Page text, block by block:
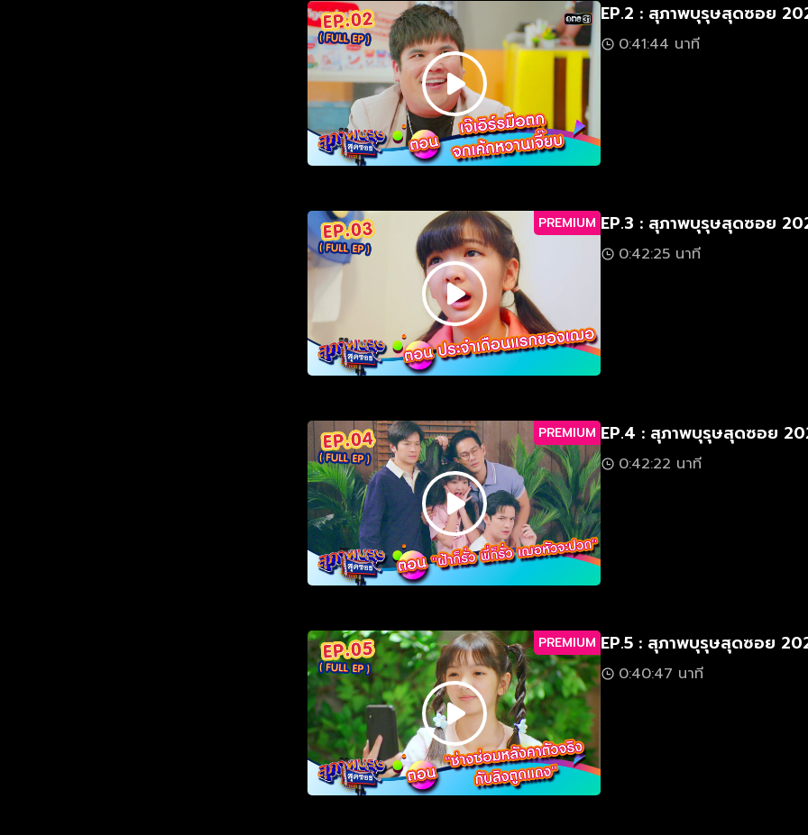
EP.2 : สุภาพบุรุษสุดซอย
0:41:44 นาที
PREMIUM EP.3 : สุภาพบุรุษสุดซอย
0:42:25 นาที
PREMIUM EP.4 : สุภาพบุรุษสุดซอย
0:42:22 นาที
PREMIUM EP.5 : สุภาพบุรุษสุดซอย
0:40:47 นาที